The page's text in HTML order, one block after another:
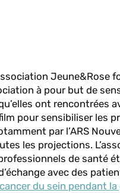
Jeune&Rose
à pour but de
ont rencontrées
pour sensibiliser les
par l’ARS
les projections.
de santé
avec des
du sein pendant